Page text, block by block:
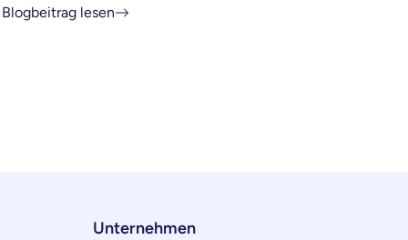
Blogbeitrag lesen
Unternehmen